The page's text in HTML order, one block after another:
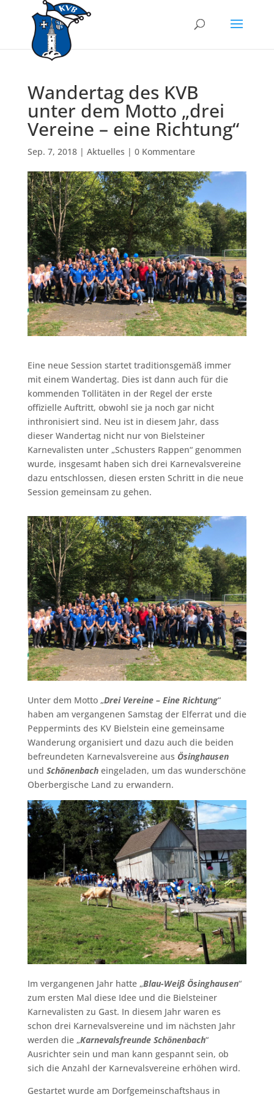
Wandertag des KVB
unter dem Motto „drei
Vereine – eine Richtung“
Sep. 7, 2018| Aktuelles | 0 Kommentare
Eine neue Session startet traditionsgemäß immer
mit einem Wandertag. Dies ist dann auch für die
kommenden Tollitäten in der Regel der erste
offizielle Auftritt, obwohl sie ja noch gar nicht
inthronisiert sind. Neu ist in diesem Jahr, dass
dieser Wandertag nicht nur von Bielsteiner
Karnevalisten unter „Schusters Rappen“ genommen
wurde, insgesamt haben sich drei Karnevalsvereine
dazu entschlossen, diesen ersten Schritt in die neue
Session gemeinsam zu gehen.
Unter dem Motto „Drei Vereine – Eine Richtung“
haben am vergangenen Samstag der Elferrat und die
Peppermints des KV Bielstein eine gemeinsame
Wanderung organisiert und dazu auch die beiden
befreundeten Karnevalsvereine aus Ösinghausen
und Schönenbach eingeladen, um das wunderschöne
Oberbergische Land zu erwandern.
Im vergangenen Jahr hatte „Blau-Weiß Ösinghausen“
zum ersten Mal diese Idee und die Bielsteiner
Karnevalisten zu Gast. In diesem Jahr waren es
schon drei Karnevalsvereine und im nächsten Jahr
werden die „Karnevalsfreunde Schönenbach“
Ausrichter sein und man kann gespannt sein, ob
sich die Anzahl der Karnevalsvereine erhöhen wird.
Gestartet wurde am Dorfgemeinschaftshaus in